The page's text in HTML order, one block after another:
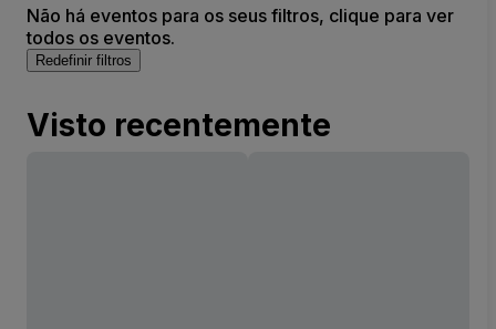
Não há eventos para os seus filtros, clique para ver
todos os eventos.
Redefinir filtros
Visto recentemente